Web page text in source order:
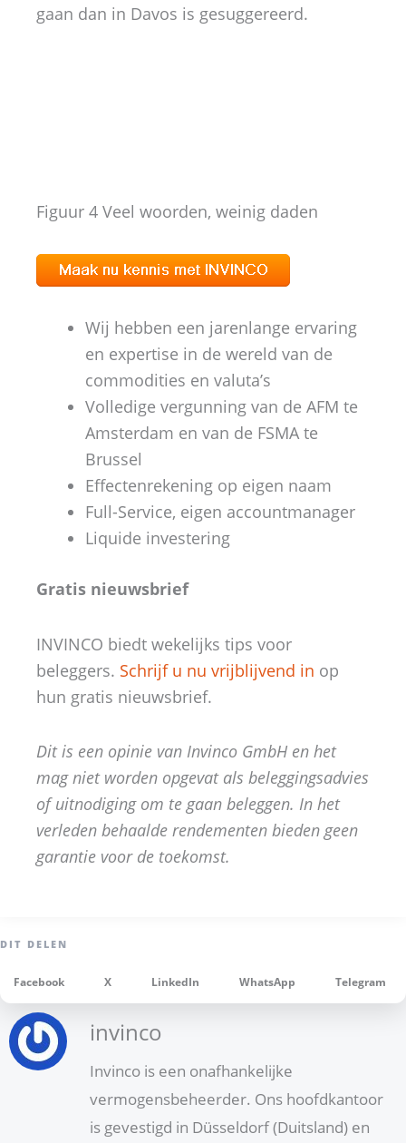
gaan dan in Davos is gesuggereerd.
Figuur 4 Veel woorden, weinig daden
Wij hebben een jarenlange ervaring
en expertise in de wereld van de
commodities en valuta’s
Volledige vergunning van de AFM te
Amsterdam en van de FSMA te
Brussel
Effectenrekening op eigen naam
Full-Service, eigen accountmanager
Liquide investering
Gratis nieuwsbrief
INVINCO biedt wekelijks tips voor
beleggers. Schrijf u nu vrijblijvend in op
hun gratis nieuwsbrief.
Dit is een opinie van Invinco GmbH en het
mag niet worden opgevat als beleggingsadvies
of uitnodiging om te gaan beleggen. In het
verleden behaalde rendementen bieden geen
garantie voor de toekomst.
Facebook X LinkedIn WhatsApp Telegram
invinco
Invinco is een onafhankelijke
vermogensbeheerder. Ons hoofdkantoor
is gevestigd in Düsseldorf (Duitsland) en